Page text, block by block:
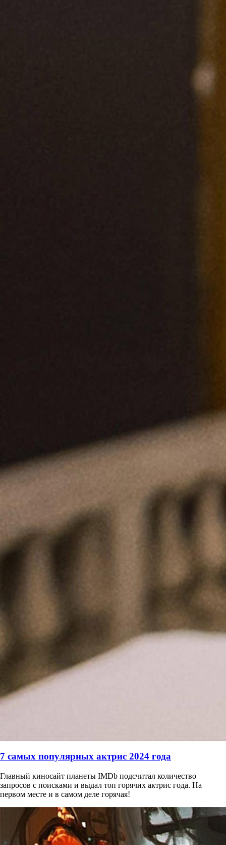
7 самых популярных актрис 2024 года
Главный киносайт планеты IMDb подсчитал количество
запросов с поисками и выдал топ горячих актрис года. На
первом месте и в самом деле горячая!